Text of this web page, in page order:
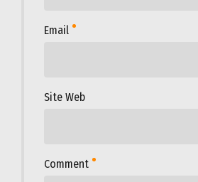
Comment
Email
Site Web